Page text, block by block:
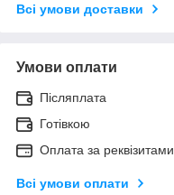
Всі умови доставки
Умови оплати
Післяплата
Готівкою
Оплата за реквізитами
Всі умови оплати